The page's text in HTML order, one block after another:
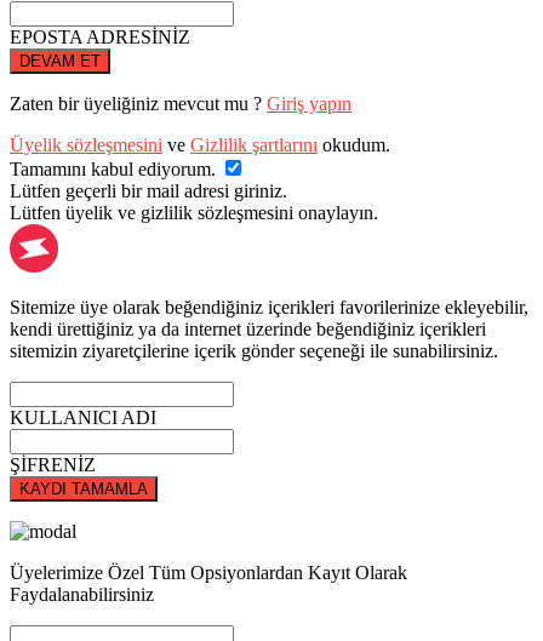
EPOSTA ADRESİNİZ
DEVAM ET
Zaten bir üyeliğiniz mevcut mu ? Giriş yapın
Üyelik sözleşmesini ve Gizlilik şartlarını okudum.
Tamamını kabul ediyorum.
Lütfen geçerli bir mail adresi giriniz.
Lütfen üyelik ve gizlilik sözleşmesini onaylayın.
Sitemize üye olarak beğendiğiniz içerikleri favorilerinize ekleyebilir,
kendi ürettiğiniz ya da internet üzerinde beğendiğiniz içerikleri
sitemizin ziyaretçilerine içerik gönder seçeneği ile sunabilirsiniz.
KULLANICI ADI
ŞİFRENİZ
KAYDI TAMAMLA
Üyelerimize Özel Tüm Opsiyonlardan Kayıt Olarak
Faydalanabilirsiniz